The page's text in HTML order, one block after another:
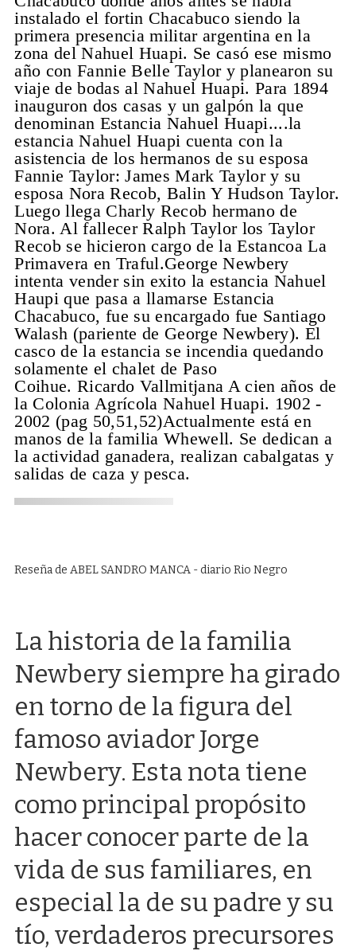
instalado el fortin Chacabuco siendo la
primera presencia militar argentina en la
zona del Nahuel Huapi. Se casó ese mismo
año con Fannie Belle Taylor y planearon su
viaje de bodas al Nahuel Huapi. Para 1894
inauguron dos casas y un galpón la que
denominan Estancia Nahuel Huapi....la
estancia Nahuel Huapi cuenta con la
asistencia de los hermanos de su esposa
Fannie Taylor: James Mark Taylor y su
esposa Nora Recob, Balin Y Hudson Taylor.
Luego llega Charly Recob hermano de
Nora. Al fallecer Ralph Taylor los Taylor
Recob se hicieron cargo de la Estancoa La
Primavera en Traful.George Newbery
intenta vender sin exito la estancia Nahuel
Haupi que pasa a llamarse Estancia
Chacabuco, fue su encargado fue Santiago
Walash (pariente de George Newbery). El
casco de la estancia se incendia quedando
solamente el chalet de Paso
Coihue. Ricardo Vallmitjana A cien años de
la Colonia Agrícola Nahuel Huapi. 1902 -
2002 (pag 50,51,52)Actualmente está en
manos de la familia Whewell. Se dedican a
la actividad ganadera, realizan cabalgatas y
salidas de caza y pesca.
Reseña de ABEL SANDRO MANCA - diario Rio Negro
La historia de la familia
Newbery siempre ha girado
en torno de la figura del
famoso aviador Jorge
Newbery. Esta nota tiene
como principal propósito
hacer conocer parte de la
vida de sus familiares, en
especial la de su padre y su
tío, verdaderos precursores